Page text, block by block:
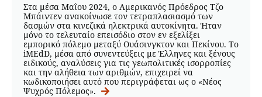
Στα μέσα Μαΐου 2024, ο Αμερικανός Πρόεδρος Τζο
Μπάιντεν ανακοίνωσε τον τετραπλασιασμό των
δασμών στα κινεζικά ηλεκτρικά αυτοκίνητα. Ήταν
μόνο το τελευταίο επεισόδιο στον εν εξελίξει
εμπορικό πόλεμο μεταξύ Ουάσινγκτον και Πεκίνου. Tο
iMEdD, μέσα από συνεντεύξεις με Έλληνες και ξένους
ειδικούς, αναλύσεις για τις γεωπολιτικές ισορροπίες
και την αλήθεια των αριθμών, επιχειρεί να
κωδικοποιήσει αυτό που περιγράφεται ως ο «Νέος
Ψυχρός Πόλεμος».